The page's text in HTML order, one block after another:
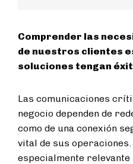
Comprender las
de nuestros clientes
soluciones tengan
Las comunicaciones
negocio dependen de
como de una conexión
vital de sus
especialmente